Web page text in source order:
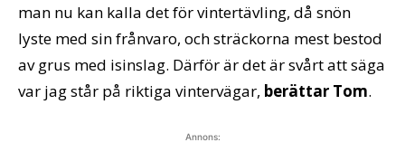
man nu kan kalla det för vintertävling, då snön
lyste med sin frånvaro, och sträckorna mest bestod
av grus med isinslag. Därför är det är svårt att säga
var jag står på riktiga vintervägar, berättar Tom.
Annons: